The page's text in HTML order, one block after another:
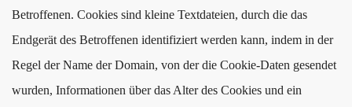
Betroffenen. Cookies sind kleine Textdateien, durch die das
Endgerät des Betroffenen identifiziert werden kann, indem in der
Regel der Name der Domain, von der die Cookie-Daten gesendet
wurden, Informationen über das Alter des Cookies und ein